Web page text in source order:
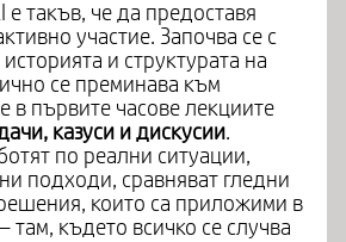
е такъв, че да предоставя
участие. Започва се с
и структурата на
се преминава към
в първите часове лекциите
казуси и дискусии.
по реални ситуации,
подходи, сравняват гледни
които са приложими в
там, където всичко се случва